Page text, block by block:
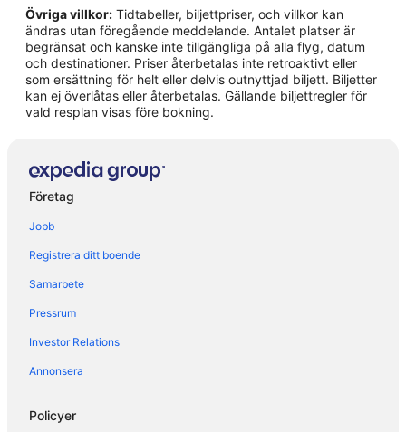
Hotell i Cogorno
Hotell i Conscenti
Hotell i Lavagna
Hotell i Molino Nuovo
Hotell i Paggi
Hotell i Portofino
Hotell i Rapallo
Hotell i Recco
Hotell i Riva Trigoso
Hotell i Santa Margherita Ligure
Hotell i Sestri Levante
Hotell i Zoagli
Hotell i Nervi
Gårdar i Portofino
Övriga villkor: Tidtabeller, biljettpriser, och villkor kan
ändras utan föregående meddelande. Antalet platser är
begränsat och kanske inte tillgängliga på alla flyg, datum
och destinationer. Priser återbetalas inte retroaktivt eller
som ersättning för helt eller delvis outnyttjad biljett. Biljetter
kan ej överlåtas eller återbetalas. Gällande biljettregler för
vald resplan visas före bokning.
Företag
Jobb
Registrera ditt boende
Samarbete
Pressrum
Investor Relations
Annonsera
Policyer